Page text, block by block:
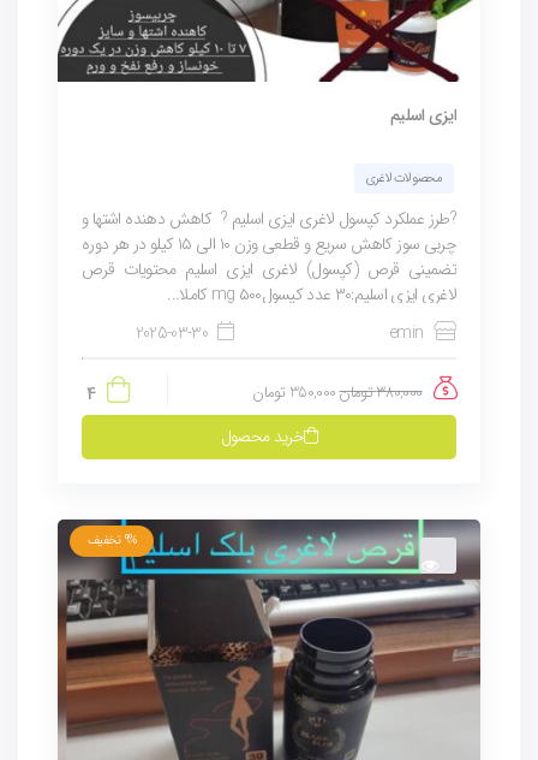
ایزی اسلیم
محصولات لاغری
?طرز عملکرد کپسول لاغری ایزی اسلیم ? کاهش دهنده اشتها و
چربی سوز کاهش سریع و قطعی وزن ۱۰ الی ۱۵ کیلو در هر دوره
تضمینی قرص (کپسول) لاغری ایزی اسلیم محتویات قرص
لاغری ایزی اسلیم:۳۰ عدد کپسول۵۰۰ mg کاملا...
emin
2025-03-30
380,000تومان350,000 تومان
4
خرید محصول
9% تخفیف